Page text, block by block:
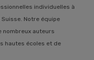
individuelles à
Notre équipe
auteurs
hautes écoles et de